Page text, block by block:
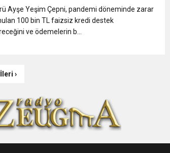
Ayşe Yeşim Çepni, pandemi döneminde zarar
100 bin TL faizsiz kredi destek
ve ödemelerin b...
İleri ›